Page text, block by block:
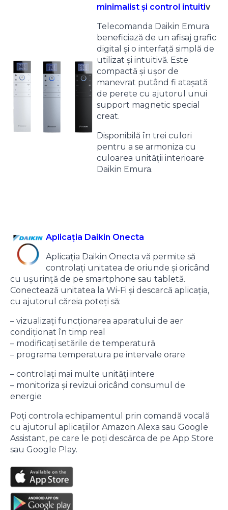
minimalist și control intuitiv
Telecomanda Daikin Emura
beneficiază de un afisaj grafic
digital și o interfață simplă de
utilizat și intuitivă. Este
compactă și ușor de
manevrat putând fi atașată
de perete cu ajutorul unui
support magnetic special
creat.
Disponibilă în trei culori
pentru a se armoniza cu
culoarea unității interioare
Daikin Emura.
Aplicația Daikin Onecta
Aplicația Daikin Onecta vă permite să
controlați unitatea de oriunde și oricând
cu ușurință de pe smartphone sau tabletă.
Conectează unitatea la Wi-Fi și descarcă aplicația,
cu ajutorul căreia poteți să:
– vizualizați funcționarea aparatului de aer
condiționat în timp real
– modificați setările de temperatură
– programa temperatura pe intervale orare
– controlați mai multe unități intere
– monitoriza și revizui oricând consumul de
energie
Poți controla echipamentul prin comandă vocală
cu ajutorul aplicațiilor Amazon Alexa sau Google
Assistant, pe care le poți descărca de pe App Store
sau Google Play.